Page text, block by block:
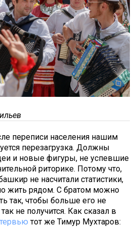
переписи населения нашим
перезагрузка. Должны
и новые фигуры, не успевшие
риторике. Потому что,
не насчитали статистики,
жить рядом. С братом можно
так, чтобы больше его не
не получится. Как сказал в
тот же Тимур Мухтаров: